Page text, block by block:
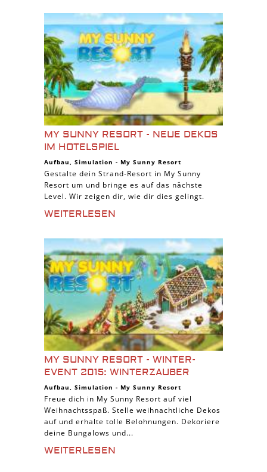
MY SUNNY RESORT - NEUE DEKOS
IM HOTELSPIEL
Aufbau, Simulation - My Sunny Resort
Gestalte dein Strand-Resort in My Sunny
Resort um und bringe es auf das nächste
Level. Wir zeigen dir, wie dir dies gelingt.
WEITERLESEN
MY SUNNY RESORT - WINTER-
EVENT 2015: WINTERZAUBER
Aufbau, Simulation - My Sunny Resort
Freue dich in My Sunny Resort auf viel
Weihnachtsspaß. Stelle weihnachtliche Dekos
auf und erhalte tolle Belohnungen. Dekoriere
deine Bungalows und...
WEITERLESEN